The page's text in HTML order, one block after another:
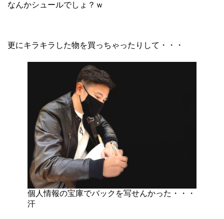
なんかシュールでしょ？ｗ
更にキラキラした物を買っちゃったりして・・・
個人情報の宝庫でバックを写せんかった・・・
汗